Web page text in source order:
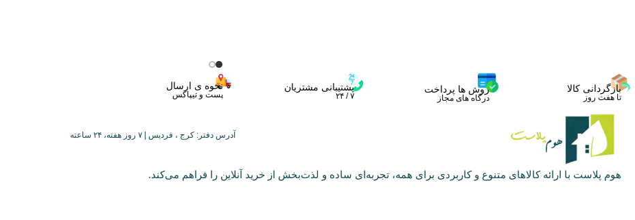
بازگردانی کالا
تا هفت روز
روش ها پرداخت
درگاه های مجاز
پشتیبانی مشتریان
۷ / ۲۴
نحوه ی ارسال
پست و تیپاکس
آدرس دفتر: کرج ، فردیس | ۷ روز هفته، ۲۴ ساعته
هوم پلاست با ارائه کالاهای متنوع و کاربردی برای همه، تجربه‌ای ساده و لذت‌بخش از خرید آنلاین را فراهم می‌کند.